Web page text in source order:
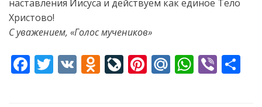
наставления Иисуса и действуем как единое Тело
Христово!
С уважением, «Голос мучеников»
F T V O Li Pi M W Vi